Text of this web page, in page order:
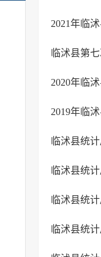
2021年临
临沭县第
2020年临
2019年临